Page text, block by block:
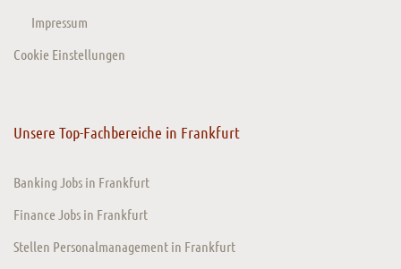
Impressum
Cookie Einstellungen
Unsere Top-Fachbereiche in Frankfurt
Banking Jobs in Frankfurt
Finance Jobs in Frankfurt
Stellen Personalmanagement in Frankfurt